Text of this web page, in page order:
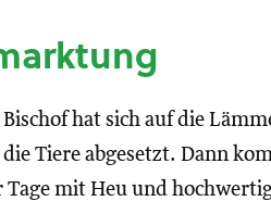
hat sich auf die
Tiere abgesetzt. Dann
Tage mit Heu und